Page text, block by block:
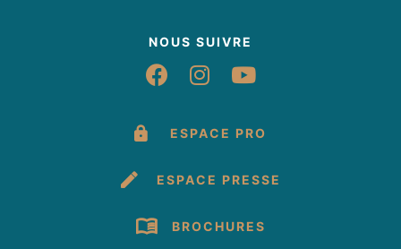
NOUS SUIVRE
Suivez-nous sur
Suivez-nous sur
Suivez-nous
ESPACE PRO
ESPACE PRESSE
BROCHURES